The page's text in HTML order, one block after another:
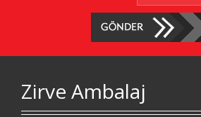
Zirve Ambalaj